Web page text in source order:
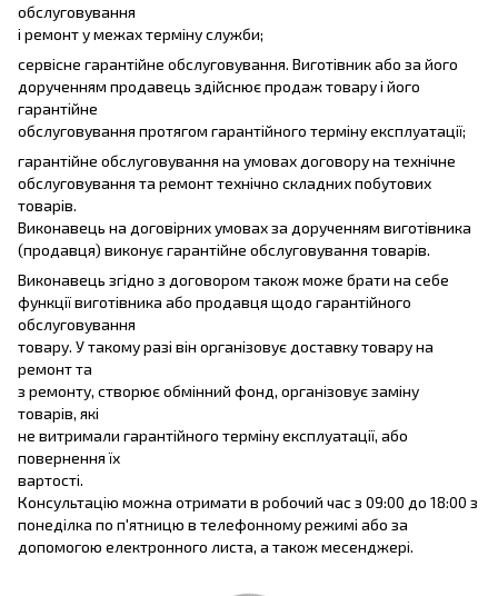
обслуговування
і ремонт у межах терміну служби;
сервісне гарантійне обслуговування. Виготівник або за його
дорученням продавець здійснює продаж товару і його
гарантійне
обслуговування протягом гарантійного терміну експлуатації;
гарантійне обслуговування на умовах договору на технічне
обслуговування та ремонт технічно складних побутових
товарів.
Виконавець на договірних умовах за дорученням виготівника
(продавця) виконує гарантійне обслуговування товарів.
Виконавець згідно з договором також може брати на себе
функції виготівника або продавця щодо гарантійного
обслуговування
товару. У такому разі він організовує доставку товару на
ремонт та
з ремонту, створює обмінний фонд, організовує заміну
товарів, які
не витримали гарантійного терміну експлуатації, або
повернення їх
вартості.
Консультацію можна отримати в робочий час з 09:00 до 18:00 з
понеділка по п'ятницю в телефонному режимі або за
допомогою електронного листа, а також месенджері.